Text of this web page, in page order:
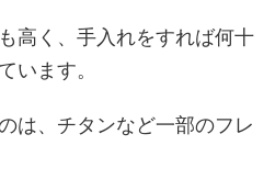
高く、手入れをすれば何十
います。
は、チタンなど一部のフレ